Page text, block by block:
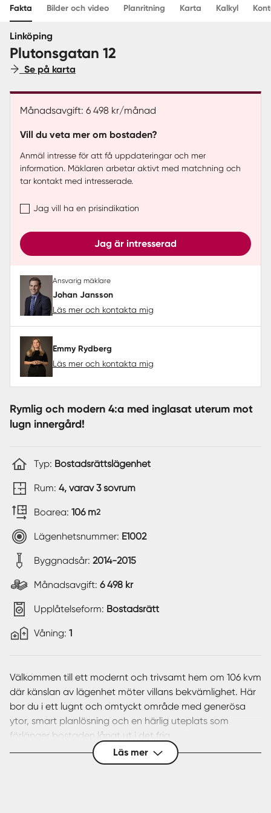
Sverige
Fakta Bilder och video Planritning Karta Kalkyl
Linköping
Plutonsgatan 12
Se på karta
Månadsavgift: 6 498 kr/månad
Vill du veta mer om bostaden?
Anmäl intresse för att få uppdateringar och mer
information. Mäklaren arbetar aktivt med matchning och
tar kontakt med intresserade.
Jag vill ha en prisindikation
Jag är intresserad
Ansvarig mäklare
Johan Jansson
Läs mer och kontakta mig
Emmy Rydberg
Läs mer och kontakta mig
Rymlig och modern 4:a med inglasat uterum mot
lugn innergård!
Typ: Bostadsrättslägenhet
Rum: 4, varav 3 sovrum
Boarea: 106 m2
Lägenhetsnummer: E1002
Byggnadsår: 2014-2015
Månadsavgift: 6 498 kr
Upplåtelseform: Bostadsrätt
Våning: 1
Välkommen till ett modernt och trivsamt hem om 106 kvm
där känslan av lägenhet möter villans bekvämlighet. Här
bor du i ett lugnt och omtyckt område med generösa
ytor, smart planlösning och en härlig uteplats som
förlänger bostaden långt ut i det fria.
Redan när du kliver in möts du av en välkomnande hall
Läs mer